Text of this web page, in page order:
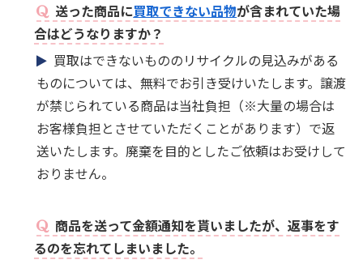
送った商品に買取できない品物が含まれていた場
合はどうなりますか？
買取はできないもののリサイクルの見込みがある
ものについては、無料でお引き受けいたします。譲渡
が禁じられている商品は当社負担（※大量の場合は
お客様負担とさせていただくことがあります）で返
送いたします。廃棄を目的としたご依頼はお受けして
おりません。
商品を送って金額通知を貰いましたが、返事をす
るのを忘れてしまいました。